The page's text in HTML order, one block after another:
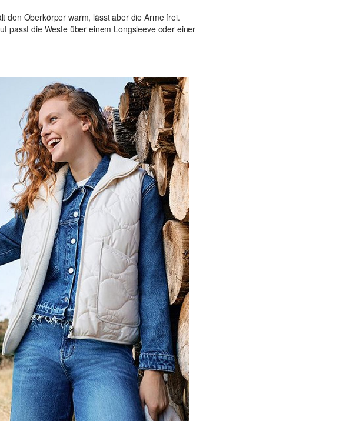
den Oberkörper warm, lässt aber die Arme frei.
passt die Weste über einem Longsleeve oder einer